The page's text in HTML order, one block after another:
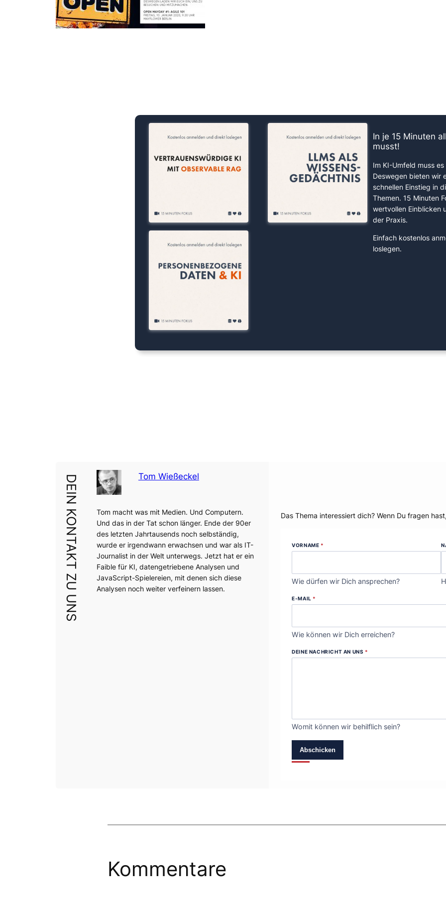
In je 15 Minuten
musst!
Im KI-Umfeld muss
Deswegen bieten wir
schnellen Einstieg in
Themen. 15 Minuten
wertvollen Einblicken
der Praxis.
Einfach kostenlos
loslegen.
DEIN KONTAKT ZU UNS Tom Wießeckel
Tom macht was mit Medien. Und Computern.
Und das in der Tat schon länger. Ende der 90er
des letzten Jahrtausends noch selbständig,
wurde er irgendwann erwachsen und war als IT-
Journalist in der Welt unterwegs. Jetzt hat er ein
Faible für KI, datengetriebene Analysen und
JavaScript-Spielereien, mit denen sich diese
Analysen noch weiter verfeinern lassen.
Das Thema interessiert dich? Wenn Du fragen
VORNAME *
Wie dürfen wir Dich ansprechen?
E-MAIL *
Wie können wir Dich erreichen?
DEINE NACHRICHT AN UNS *
Womit können wir behilflich sein?
Abschicken
Kommentare